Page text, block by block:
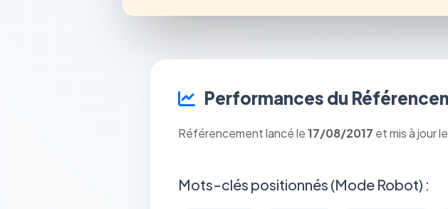
Performances du
Référencement lancé le17/08/2017 et mis à jour le
Mots-clés positionnés (Mode Robot) :